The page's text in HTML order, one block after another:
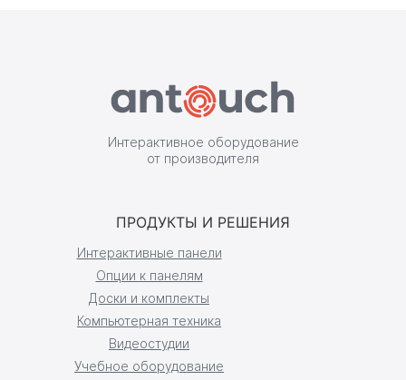
Интерактивное оборудование
от производителя
ПРОДУКТЫ И РЕШЕНИЯ
Интерактивные панели
Доски и комплекты
Учебное оборудование
Опции к панелям
Компьютерная техника
Видеостудии